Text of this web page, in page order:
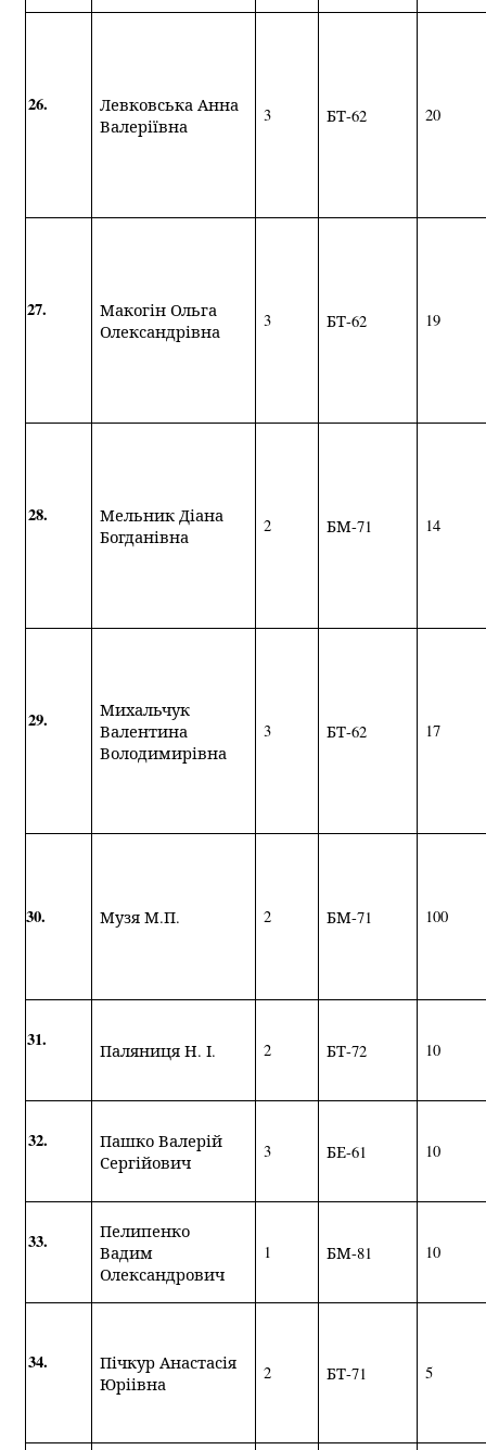
26.
Левковська Анна
Валеріївна
3 БТ-62 20
27.
Макогін Ольга
Олександрівна
3 БТ-62 19
28.
Мельник Діана
Богданівна
2 БМ-71 14
29.
Михальчук
Валентина
Володимирівна
3 БТ-62 17
30. Музя М.П. 2 БМ-71 100
31.
Паляниця Н. І. 2 БТ-72 10
32.
Пашко Валерій
Сергійович
3 БЕ-61 10
33.
Пелипенко
Вадим
Олександрович
1 БМ-81 10
34.
Пічкур Анастасія
Юріівна
2 БТ-71 5